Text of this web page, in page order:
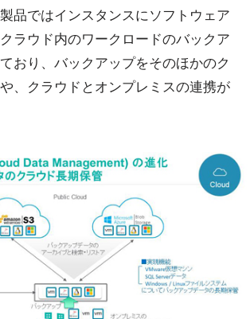
品ではインスタンスにソフトウェア
ラウド内のワークロードのバックア
おり、バックアップをそのほかのク
、クラウドとオンプレミスの連携が